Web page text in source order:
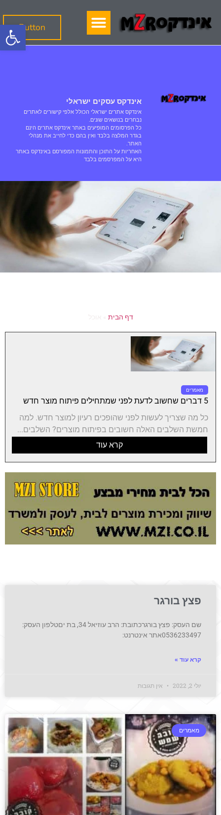
Button
אינדקס עסקים ישראלי
אינדקס אתרים ישראלי הכולל אלפי קישורים לאתרים
נבחרים בנושאים שונים.
כל הפרסומים המופיעים באתר אינדקס אתרים הינם
בגדר המלצה בלבד ואין בהם כדי לחייב את מנהלי
האתר.
האחריות על התוכן והתמונות המפורסם באינדקס באתר
היא על המפרסמים בלבד
דף הבית
מאמרים
5 דברים שחשוב לדעת לפני שמתחילים פיתוח מוצר חדש
כל מה שצריך לעשות לפני שהופכים רעיון למוצר חדש. למה
חמשת השלבים האלה חשובים בפיתוח מוצרים? השלבים...
קרא עוד
פצץ בורגר
שם העסק: פצץ בורגרכתובת: הרב עוזיאל 34, בת יםטלפון העסק:
0536233497אתר אינטרנט:
קרא עוד »
יולי 2, 2022 אין תגובות
מאמרים